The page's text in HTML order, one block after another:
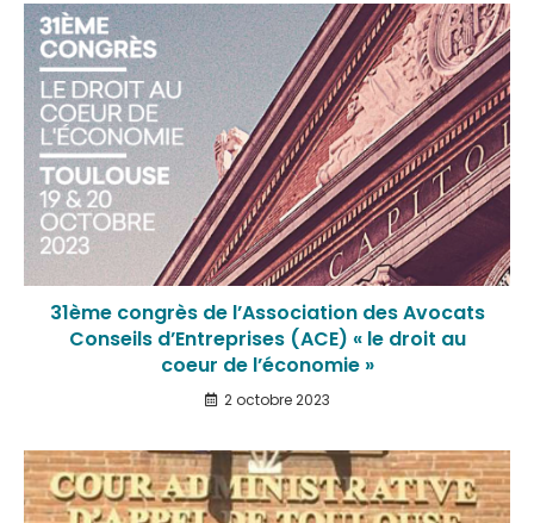
31ème congrès de l’Association des Avocats
Conseils d’Entreprises (ACE) « le droit au
coeur de l’économie »
2 octobre 2023